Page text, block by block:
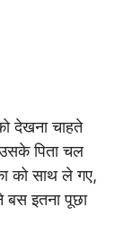
देखना चाहते
पिता चल
को साथ ले गए,
बस इतना पूछा